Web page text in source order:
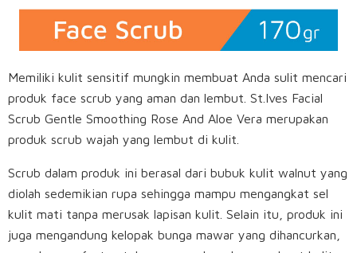
Memiliki kulit sensitif mungkin membuat Anda sulit mencari
produk face scrub yang aman dan lembut. St.Ives Facial
Scrub Gentle Smoothing Rose And Aloe Vera merupakan
produk scrub wajah yang lembut di kulit.
Scrub dalam produk ini berasal dari bubuk kulit walnut yang
diolah sedemikian rupa sehingga mampu mengangkat sel
kulit mati tanpa merusak lapisan kulit. Selain itu, produk ini
juga mengandung kelopak bunga mawar yang dihancurkan,